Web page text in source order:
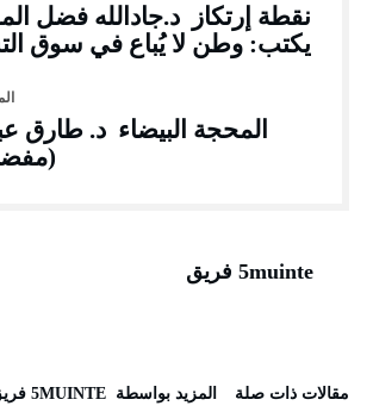
نقطة إرتكاز د.جادالله فضل
يكتب: وطن لا يُباع في سوق
المحجة البيضاء د. طارق
5muinte فريق
‫مقالات ذات صلة‬ ‫‫المزيد بواسطة‬ ‬ 5MUINTE فريق